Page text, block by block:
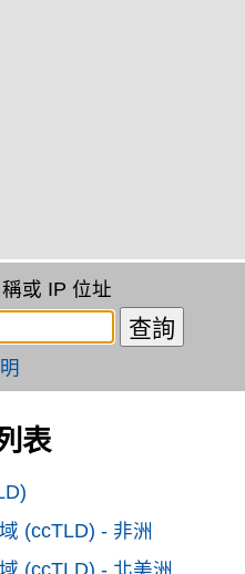
或 IP 位址
表
(ccTLD) - 非洲
(ccTLD) - 北美洲